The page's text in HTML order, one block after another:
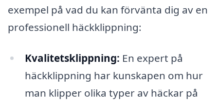
exempel på vad du kan förvänta dig av en
professionell häckklippning:
Kvalitetsklippning: En expert på
häckklippning har kunskapen om hur
man klipper olika typer av häckar på